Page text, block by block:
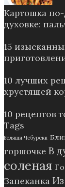
Картошка по-
духовке:
15
10 лучших
хрустящей
10 рецептов
Tags
Беляши Чебуреки
горшочке В
соленая
Запеканка